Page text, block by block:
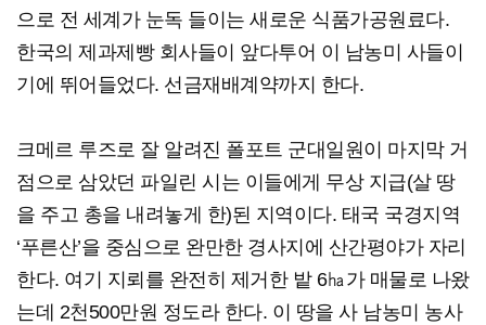
으로 전 세계가 눈독 들이는 새로운 식품가공원료다.
한국의 제과제빵 회사들이 앞다투어 이 남농미 사들이
기에 뛰어들었다. 선금재배계약까지 한다.
크메르 루즈로 잘 알려진 폴포트 군대일원이 마지막 거
점으로 삼았던 파일린 시는 이들에게 무상 지급(살 땅
을 주고 총을 내려놓게 한)된 지역이다. 태국 국경지역
‘푸른산’을 중심으로 완만한 경사지에 산간평야가 자리
한다. 여기 지뢰를 완전히 제거한 밭 6㏊가 매물로 나왔
는데 2천500만원 정도라 한다. 이 땅을 사 남농미 농사